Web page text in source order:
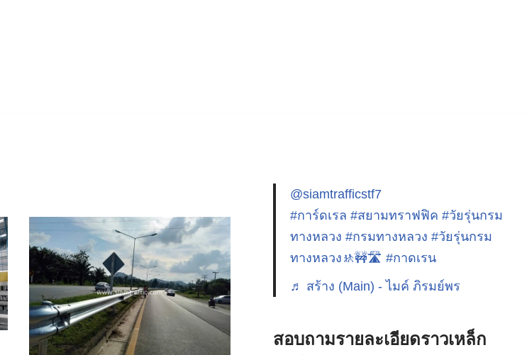
@siamtrafficstf7
#การ์ดเรล #สยามทราฟฟิค #วัยรุ่นกรม
ทางหลวง #กรมทางหลวง #วัยรุ่นกรม
ทางหลวง🚸🚧🛣️ #กาดเรน
♬ สร้าง (Main) - ไมค์ ภิรมย์พร
สอบถามรายละเอียดราวเหล็ก